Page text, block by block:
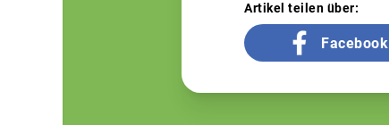
Artikel teilen über:
Facebook